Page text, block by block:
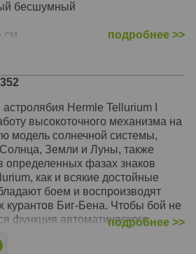
бесшумный
см
подробнее >>
Hermle Tellurium I
высокоточного механизма на
модель солнечной системы,
Земли и Луны, также
определенных фазах знаков
как и всякие достойные
боем и воспроизводят
курантов Биг-Бена. Чтобы бой не
функция автоматического
подробнее >>